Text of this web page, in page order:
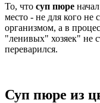
То, что суп пюре
место - не для кого не
организмом, а в
"ленивых" хозяек" не
переварился.
Суп пюре из